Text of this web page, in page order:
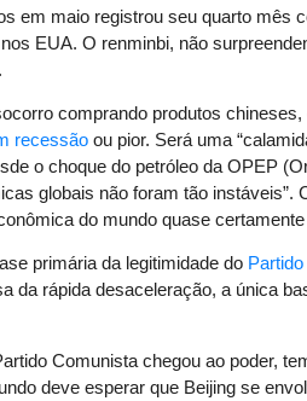
em maio registrou seu quarto mês
EUA. O renminbi, não
comprando produtos
recessão ou pior. Será uma
o choque do petróleo da OPEP
globais não foram tão instáveis”.
do mundo quase
primária da legitimidade do
da rápida desaceleração, a única
Comunista chegou ao poder,
deve esperar que Beijing se